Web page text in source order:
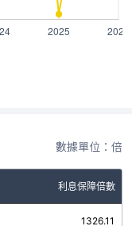
數據單位：倍
利息保障倍數
1326.11